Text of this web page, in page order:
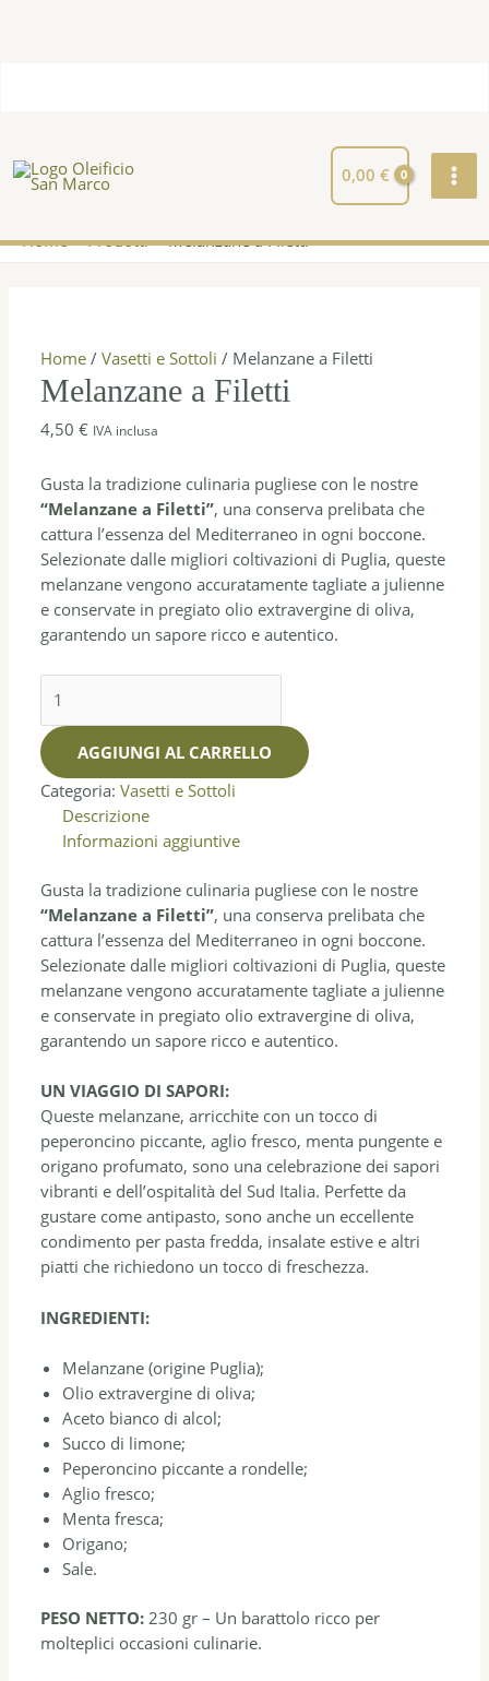
0,00€
Home Prodotti Melanzane a Filetti
Home /Vasetti e Sottoli / Melanzane a Filetti
Melanzane a Filetti
4,50€ IVA inclusa
Gusta la tradizione culinaria pugliese con le nostre
“Melanzane a Filetti”, una conserva prelibata che
cattura l’essenza del Mediterraneo in ogni boccone.
Selezionate dalle migliori coltivazioni di Puglia, queste
melanzane vengono accuratamente tagliate a julienne
e conservate in pregiato olio extravergine di oliva,
garantendo un sapore ricco e autentico.
quantità
AGGIUNGI AL CARRELLO
Categoria:Vasetti e Sottoli
Descrizione
Informazioni aggiuntive
Gusta la tradizione culinaria pugliese con le nostre
“Melanzane a Filetti”, una conserva prelibata che
cattura l’essenza del Mediterraneo in ogni boccone.
Selezionate dalle migliori coltivazioni di Puglia, queste
melanzane vengono accuratamente tagliate a julienne
e conservate in pregiato olio extravergine di oliva,
garantendo un sapore ricco e autentico.
UN VIAGGIO DI SAPORI:
Queste melanzane, arricchite con un tocco di
peperoncino piccante, aglio fresco, menta pungente e
origano profumato, sono una celebrazione dei sapori
vibranti e dell’ospitalità del Sud Italia. Perfette da
gustare come antipasto, sono anche un eccellente
condimento per pasta fredda, insalate estive e altri
piatti che richiedono un tocco di freschezza.
INGREDIENTI:
Melanzane (origine Puglia);
Olio extravergine di oliva;
Aceto bianco di alcol;
Succo di limone;
Peperoncino piccante a rondelle;
Aglio fresco;
Menta fresca;
Origano;
Sale.
PESO NETTO: 230 gr – Un barattolo ricco per
molteplici occasioni culinarie.